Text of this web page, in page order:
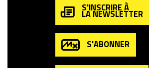
S'INSCRIRE À
LA NEWSLETTER
S'ABONNER